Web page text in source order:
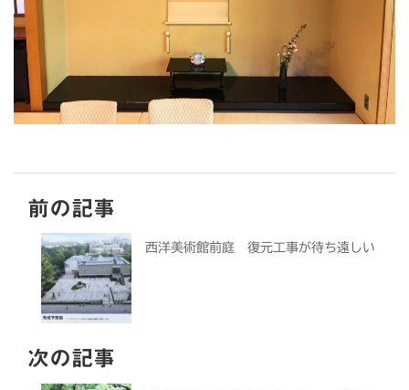
前の記事
西洋美術館前庭 復元工事が待ち遠しい
次の記事